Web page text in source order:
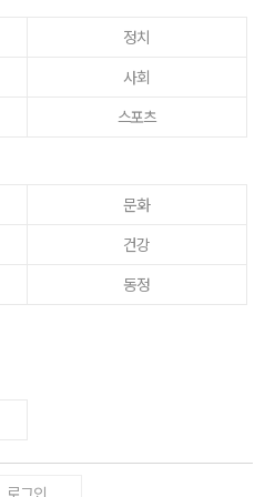
정치
사회
스포츠
문화
건강
동정
로그인